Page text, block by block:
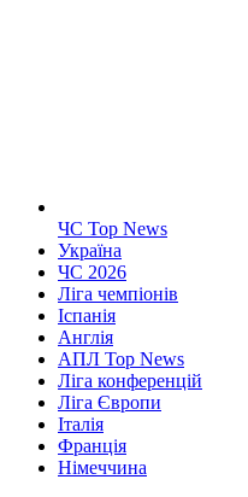
ЧС Top News
Україна
ЧС 2026
Ліга чемпіонів
Іспанія
Англія
АПЛ Top News
Ліга конференцій
Ліга Європи
Італія
Франція
Німеччина